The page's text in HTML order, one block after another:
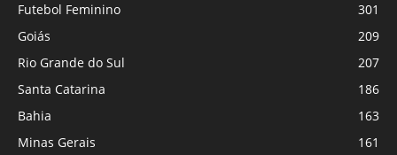
Futebol Feminino
301
Goiás
209
Rio Grande do Sul
207
Santa Catarina
186
Bahia
163
Minas Gerais
161